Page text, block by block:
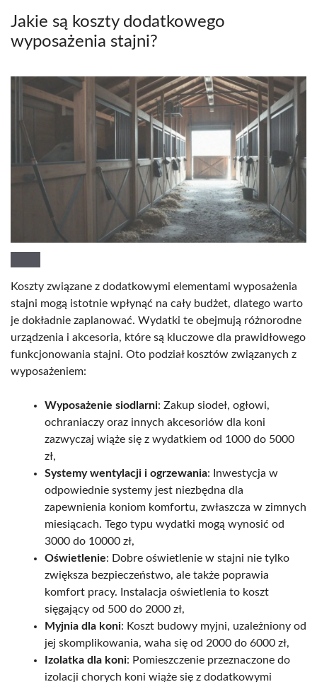
Jakie są koszty dodatkowego
wyposażenia stajni?
Koszty związane z dodatkowymi elementami wyposażenia
stajni mogą istotnie wpłynąć na cały budżet, dlatego warto
je dokładnie zaplanować. Wydatki te obejmują różnorodne
urządzenia i akcesoria, które są kluczowe dla prawidłowego
funkcjonowania stajni. Oto podział kosztów związanych z
wyposażeniem:
Wyposażenie siodlarni: Zakup siodeł, ogłowi,
ochraniaczy oraz innych akcesoriów dla koni
zazwyczaj wiąże się z wydatkiem od 1000 do 5000
zł,
Systemy wentylacji i ogrzewania: Inwestycja w
odpowiednie systemy jest niezbędna dla
zapewnienia koniom komfortu, zwłaszcza w zimnych
miesiącach. Tego typu wydatki mogą wynosić od
3000 do 10000 zł,
Oświetlenie: Dobre oświetlenie w stajni nie tylko
zwiększa bezpieczeństwo, ale także poprawia
komfort pracy. Instalacja oświetlenia to koszt
sięgający od 500 do 2000 zł,
Myjnia dla koni: Koszt budowy myjni, uzależniony od
jej skomplikowania, waha się od 2000 do 6000 zł,
Izolatka dla koni: Pomieszczenie przeznaczone do
izolacji chorych koni wiąże się z dodatkowymi